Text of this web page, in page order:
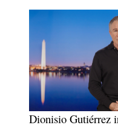
Dionisio Gutiérrez